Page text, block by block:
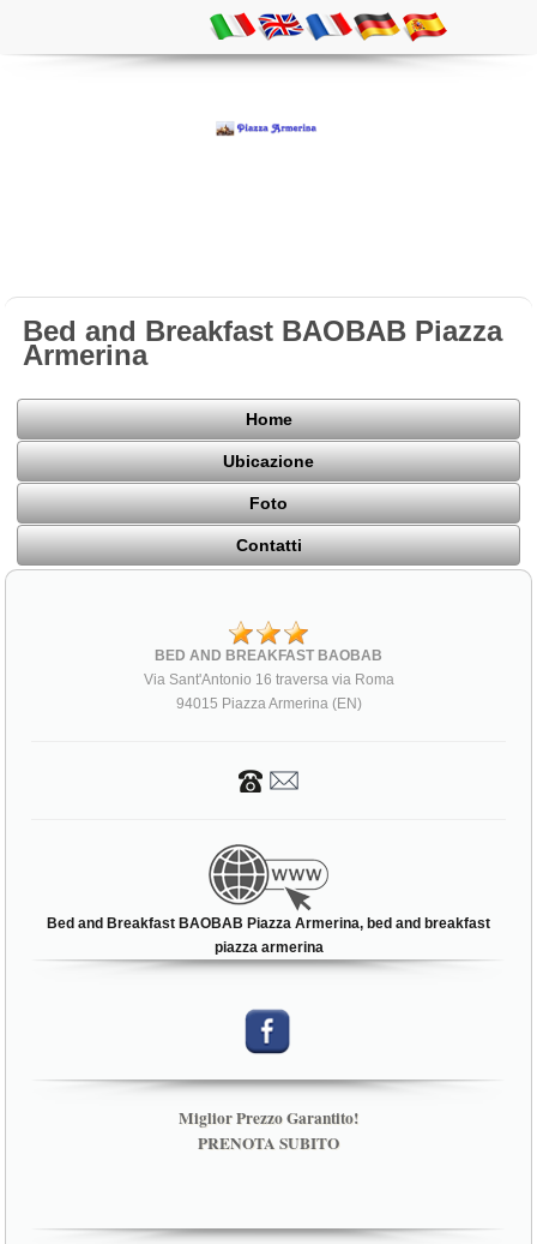
Bed and Breakfast BAOBAB Piazza
Armerina
Home
Ubicazione
Foto
Contatti
BED AND BREAKFAST BAOBAB
Via Sant'Antonio 16 traversa via Roma
94015 Piazza Armerina (EN)
Bed and Breakfast BAOBAB Piazza Armerina, bed and breakfast
piazza armerina
Miglior Prezzo Garantito!
PRENOTA SUBITO